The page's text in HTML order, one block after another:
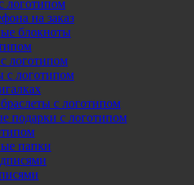
логотипом
на заказ
блокноты
логотипом
логотипом
с логотипом
подарки с логотипом
папки